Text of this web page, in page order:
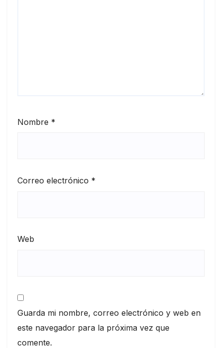
Nombre *
Correo electrónico *
Web
Guarda mi nombre, correo electrónico y web en
este navegador para la próxima vez que
comente.